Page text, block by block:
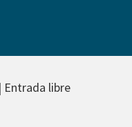
Entrada libre